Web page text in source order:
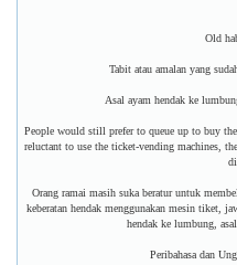
Old
Tabit atau amalan yang
Asal ayam hendak ke
People would still prefer to queue up to buy
reluctant to use the ticket-vending machines,
Orang ramai masih suka beratur untuk
keberatan hendak menggunakan mesin tiket,
hendak ke lumbung,
Peribahasa dan